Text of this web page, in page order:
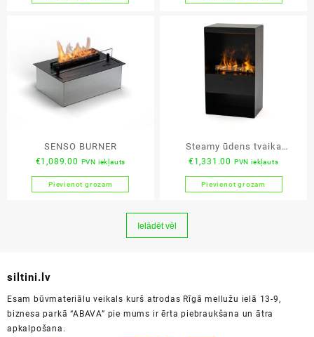
SENSO BURNER
€1,089.00 PVN iekļauts
Pievienot grozam
Steamy ūdens tvaika
kamīns
€1,331.00 PVN iekļauts
Pievienot grozam
Ielādēt vēl
siltini.lv
Esam būvmateriālu veikals kurš atrodas Rīgā mellužu ielā 13-9,
biznesa parkā “ABAVA” pie mums ir ērta piebraukšana un ātra
apkalpošana.